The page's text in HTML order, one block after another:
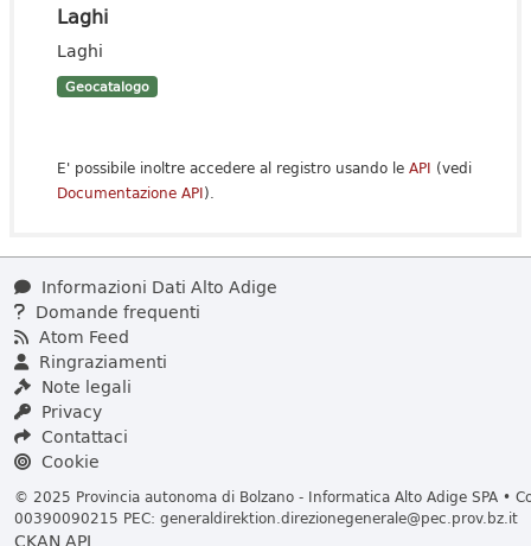
Laghi
Laghi
Geocatalogo
E' possibile inoltre accedere al registro usando le API (vedi
Documentazione API).
Informazioni Dati Alto Adige
Domande frequenti
Atom Feed
Ringraziamenti
Note legali
Privacy
Contattaci
Cookie
© 2025 Provincia autonoma di Bolzano - Informatica Alto Adige SPA •
00390090215 PEC: generaldirektion.direzionegenerale@pec.prov.bz.it
CKAN API